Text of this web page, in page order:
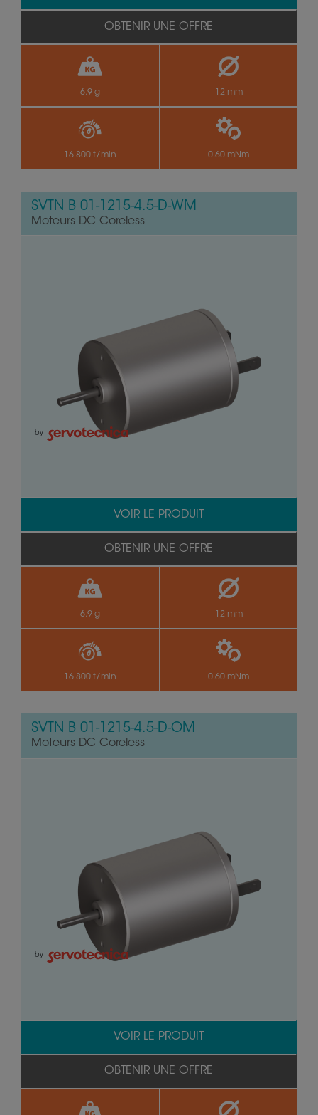
6.9 g 12 mm
16 800 t/min 0.60 mNm
OBTENIR UNE OFFRE
SVTN B 01-1215-4.5-D-WM
Moteurs DC Coreless
by
6.9 g 12 mm
16 800 t/min 0.60 mNm
VOIR LE PRODUIT
OBTENIR UNE OFFRE
SVTN B 01-1215-4.5-D-OM
Moteurs DC Coreless
by
VOIR LE PRODUIT
OBTENIR UNE OFFRE